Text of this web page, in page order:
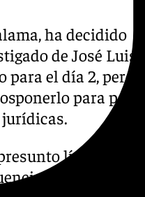
ha decidido
de José Luis
el día 2, pero el
para poder
jurídicas.
líder de una
para «la